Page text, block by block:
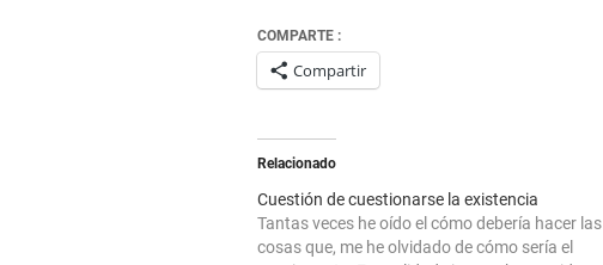
COMPARTE :
Compartir
Relacionado
Cuestión de cuestionarse la existencia
Tantas veces he oído el cómo debería hacer las
cosas que, me he olvidado de cómo sería el